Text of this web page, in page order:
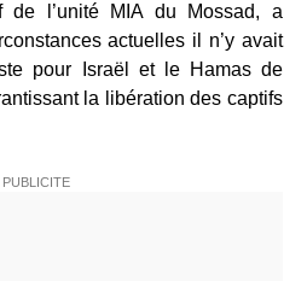
de l’unité MIA du Mossad, a
actuelles il n’y avait
pour Israël et le Hamas de
la libération des captifs